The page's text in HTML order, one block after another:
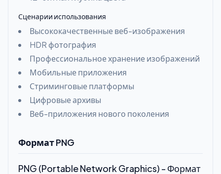
Сценарии использования
Высококачественные веб-изображения
HDR фотография
Профессиональное хранение изображений
Мобильные приложения
Стриминговые платформы
Цифровые архивы
Веб-приложения нового поколения
Формат PNG
PNG (Portable Network Graphics) - Формат